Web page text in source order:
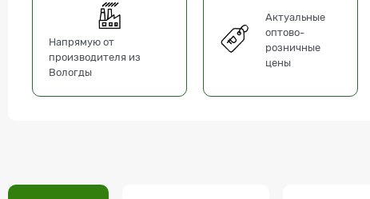
Напрямую от
производителя из
Вологды
Актуальные
оптово-
розничные
цены